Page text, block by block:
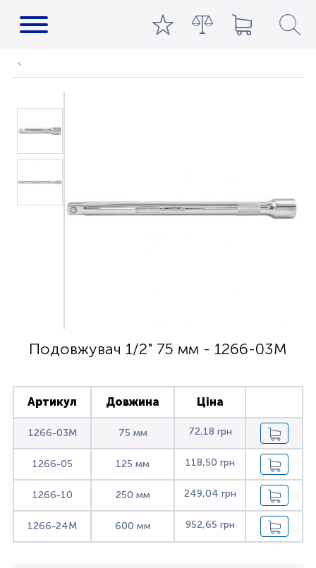
Подовжувач 1/2" 75 мм - 1266-03M
Артикул Довжина Ціна
1266-03M 75 мм 72,18 грн
1266-05 125 мм 118,50 грн
1266-10 250 мм 249,04 грн
1266-24M 600 мм 952,65 грн